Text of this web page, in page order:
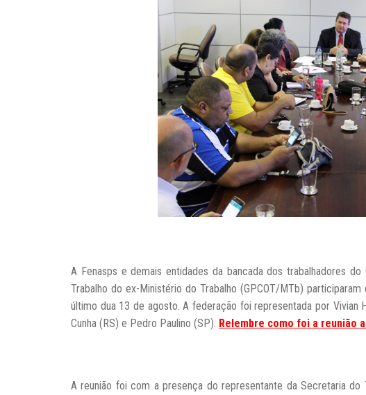
A Fenasps e demais entidades da bancada dos trabalhadores
Trabalho do ex-Ministério do Trabalho (GPCOT/MTb)
último dua 13 de agosto. A federação foi representada por Vivian
Cunha (RS) e Pedro Paulino (SP). Relembre como foi a reunião
A reunião foi com a presença do representante da Secretaria do